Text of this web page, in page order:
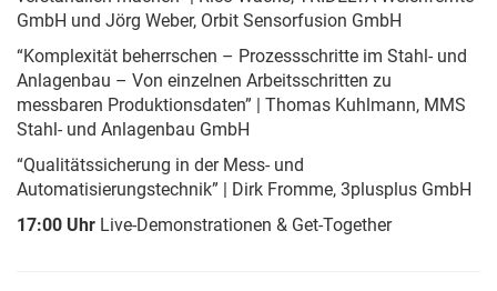
GmbH und Jörg Weber, Orbit Sensorfusion GmbH
“Komplexität beherrschen – Prozessschritte im Stahl- und
Anlagenbau – Von einzelnen Arbeitsschritten zu
messbaren Produktionsdaten” | Thomas Kuhlmann, MMS
Stahl- und Anlagenbau GmbH
“Qualitätssicherung in der Mess- und
Automatisierungstechnik” | Dirk Fromme, 3plusplus GmbH
17:00 Uhr Live-Demonstrationen & Get-Together